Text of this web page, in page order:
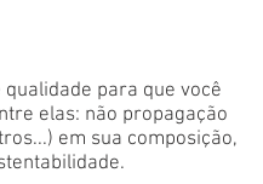
para que você
elas: não propagação
em sua composição,